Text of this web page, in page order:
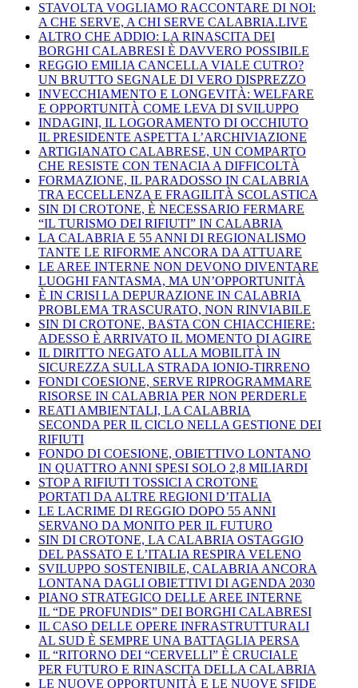
STAVOLTA VOGLIAMO RACCONTARE DI NOI:
A CHE SERVE, A CHI SERVE CALABRIA.LIVE
ALTRO CHE ADDIO: LA RINASCITA DEI
BORGHI CALABRESI È DAVVERO POSSIBILE
REGGIO EMILIA CANCELLA VIALE CUTRO?
UN BRUTTO SEGNALE DI VERO DISPREZZO
INVECCHIAMENTO E LONGEVITÀ: WELFARE
E OPPORTUNITÀ COME LEVA DI SVILUPPO
INDAGINI, IL LOGORAMENTO DI OCCHIUTO
IL PRESIDENTE ASPETTA L’ARCHIVIAZIONE
ARTIGIANATO CALABRESE, UN COMPARTO
CHE RESISTE CON TENACIA A DIFFICOLTÀ
FORMAZIONE, IL PARADOSSO IN CALABRIA
TRA ECCELLENZA E FRAGILITÀ SCOLASTICA
SIN DI CROTONE, È NECESSARIO FERMARE
“IL TURISMO DEI RIFIUTI” IN CALABRIA
LA CALABRIA E 55 ANNI DI REGIONALISMO
TANTE LE RIFORME ANCORA DA ATTUARE
LE AREE INTERNE NON DEVONO DIVENTARE
LUOGHI FANTASMA, MA UN’OPPORTUNITÀ
È IN CRISI LA DEPURAZIONE IN CALABRIA
PROBLEMA TRASCURATO, NON RINVIABILE
SIN DI CROTONE, BASTA CON CHIACCHIERE:
ADESSO È ARRIVATO IL MOMENTO DI AGIRE
IL DIRITTO NEGATO ALLA MOBILITÀ IN
SICUREZZA SULLA STRADA IONIO-TIRRENO
FONDI COESIONE, SERVE RIPROGRAMMARE
RISORSE IN CALABRIA PER NON PERDERLE
REATI AMBIENTALI, LA CALABRIA
SECONDA PER IL CICLO NELLA GESTIONE DEI
RIFIUTI
FONDO DI COESIONE, OBIETTIVO LONTANO
IN QUATTRO ANNI SPESI SOLO 2,8 MILIARDI
STOP A RIFIUTI TOSSICI A CROTONE
PORTATI DA ALTRE REGIONI D’ITALIA
LE LACRIME DI REGGIO DOPO 55 ANNI
SERVANO DA MONITO PER IL FUTURO
SIN DI CROTONE, LA CALABRIA OSTAGGIO
DEL PASSATO E L’ITALIA RESPIRA VELENO
SVILUPPO SOSTENIBILE, CALABRIA ANCORA
LONTANA DAGLI OBIETTIVI DI AGENDA 2030
PIANO STRATEGICO DELLE AREE INTERNE
IL “DE PROFUNDIS” DEI BORGHI CALABRESI
IL CASO DELLE OPERE INFRASTRUTTURALI
AL SUD È SEMPRE UNA BATTAGLIA PERSA
IL “RITORNO DEI “CERVELLI” È CRUCIALE
PER FUTURO E RINASCITA DELLA CALABRIA
LE NUOVE OPPORTUNITÀ E LE NUOVE SFIDE